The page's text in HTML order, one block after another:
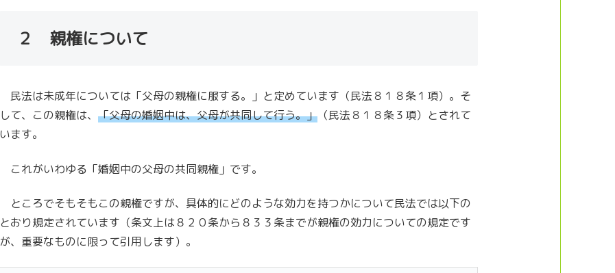
２ 親権について
民法は未成年については「父母の親権に服する。」と定めています（民法８１８条１項）。そ
して、この親権は、 「父母の婚姻中は、父母が共同して行う。」（民法８１８条３項）とされて
います。
これがいわゆる「婚姻中の父母の共同親権」です。
ところでそもそもこの親権ですが、具体的にどのような効力を持つかについて民法では以下の
とおり規定されています（条文上は８２０条から８３３条までが親権の効力についての規定です
が、重要なものに限って引用します）。